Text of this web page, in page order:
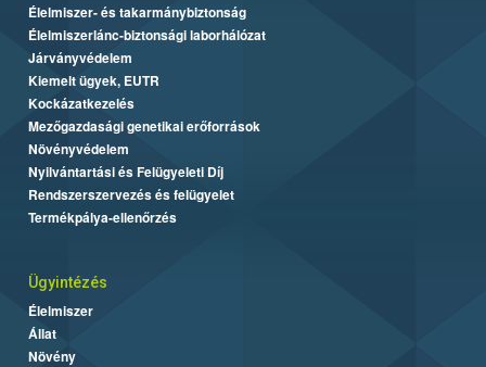
Élelmiszer- és takarmánybiztonság
Élelmiszerlánc-biztonsági laborhálózat
Járványvédelem
Kiemelt ügyek, EUTR
Kockázatkezelés
Mezőgazdasági genetikai erőforrások
Növényvédelem
Nyilvántartási és Felügyeleti Díj
Rendszerszervezés és felügyelet
Termékpálya-ellenőrzés
Ügyintézés
Élelmiszer
Állat
Növény